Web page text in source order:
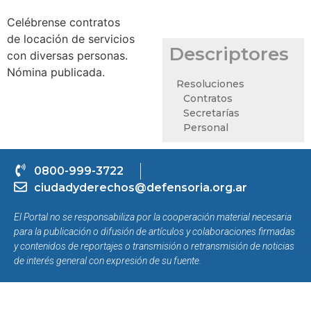
Celébrense contratos
de locación de servicios
con diversas personas.
Nómina publicada.
Descriptores
Resoluciones
Contratos
Secretarías
Personal
0800-999-3722
ciudadyderechos@defensoria.org.ar
El Portal no se responsabiliza por la cooperación material necesaria
para la publicación o difusión de artículos y colaboraciones firmadas
y contenidos de reportajes o transmisión o retransmisión de noticias
de interés general con expresión de su fuente.